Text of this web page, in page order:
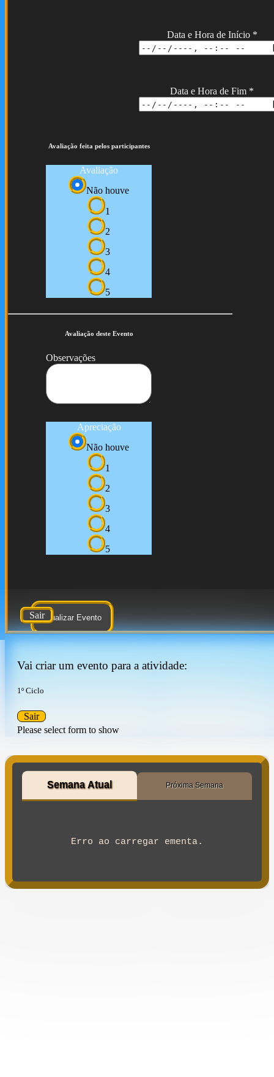
Data e Hora de Início *
Data e Hora de Fim *
Avaliação feita pelos participantes
Avaliação
Não houve
1
2
3
4
5
Avaliação deste Evento
Observações
Apreciação
Não houve
1
2
3
4
5
Atualizar Evento
Sair
Vai criar um evento para a atividade:
1º Ciclo
Please select form to show
Sair
Semana Atual Próxima Semana
Erro ao carregar ementa.